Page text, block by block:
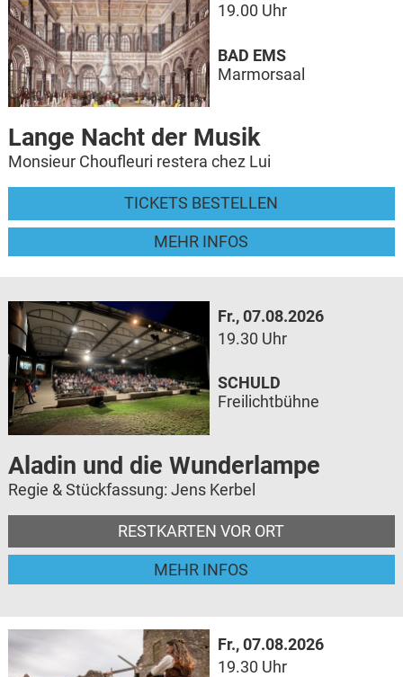
19.00 Uhr
Lange Nacht der Musik
Monsieur Choufleuri restera chez Lui
TICKETS BESTELLEN
MEHR INFOS
BAD EMS
Marmorsaal
Fr., 07.08.2026
19.30 Uhr
Aladin und die Wunderlampe
Regie & Stückfassung: Jens Kerbel
RESTKARTEN VOR ORT
MEHR INFOS
SCHULD
Freilichtbühne
Fr., 07.08.2026
19.30 Uhr